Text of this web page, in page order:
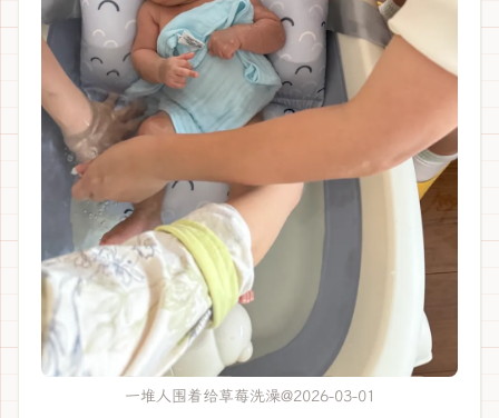
一堆人围着给草莓洗澡@2026-03-01